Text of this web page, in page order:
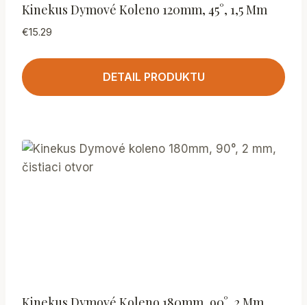
Kinekus Dymové Koleno 120mm, 45°, 1,5 Mm
€15.29
DETAIL PRODUKTU